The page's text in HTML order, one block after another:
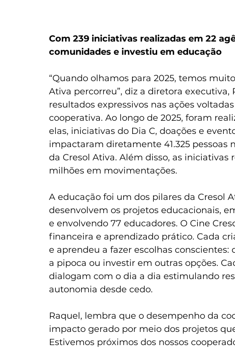
Com 239 iniciativas realizadas em 22
comunidades e investiu em educação
“Quando olhamos para 2025, temos
Ativa percorreu”, diz a diretora executiva,
resultados expressivos nas ações
cooperativa. Ao longo de 2025, foram
elas, iniciativas do Dia C, doações e
impactaram diretamente 41.325 pessoas
da Cresol Ativa. Além disso, as
milhões em movimentações.
A educação foi um dos pilares da Cresol
desenvolvem os projetos educacionais,
e envolvendo 77 educadores. O Cine
financeira e aprendizado prático. Cada
e aprendeu a fazer escolhas
a pipoca ou investir em outras opções.
dialogam com o dia a dia estimulando
autonomia desde cedo.
Raquel, lembra que o desempenho da
impacto gerado por meio dos projetos
Estivemos próximos dos nossos